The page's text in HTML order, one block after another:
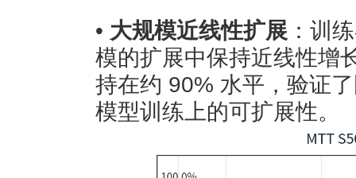
• 大规模近线性扩展 ：训
模的扩展中保持近线性增
持在约 90% 水平，验证
模型训练上的可扩展性。